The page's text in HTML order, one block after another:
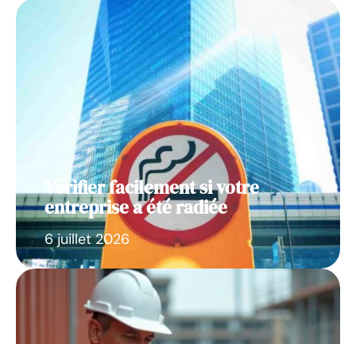
Vérifier facilement si votre
entreprise a été radiée
6 juillet 2026